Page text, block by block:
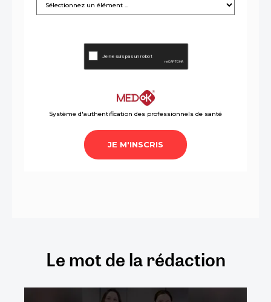
Le mot de la rédaction